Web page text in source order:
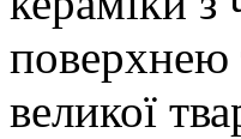
поверхнею
великої